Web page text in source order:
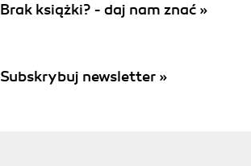
Brak książki? - daj nam znać »
Subskrybuj newsletter »